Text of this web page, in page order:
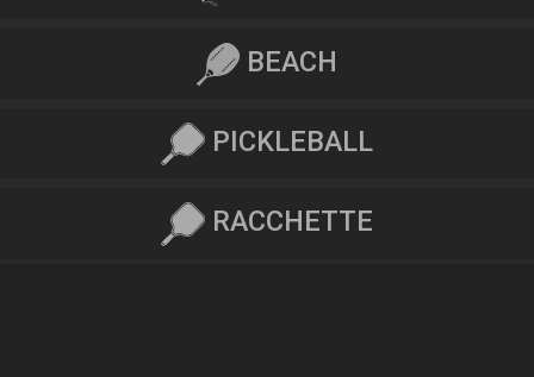
BEACH
PICKLEBALL
RACCHETTE